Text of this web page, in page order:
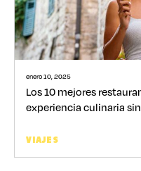
enero 10, 2025
Los 10 mejores
experiencia culinaria
VIAJES